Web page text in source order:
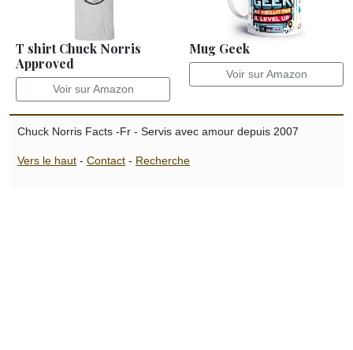
T shirt Chuck Norris
Approved
Voir sur Amazon
Mug Geek
Voir sur Amazon
Chuck Norris Facts -Fr - Servis avec amour depuis 2007
Vers le haut - Contact - Recherche